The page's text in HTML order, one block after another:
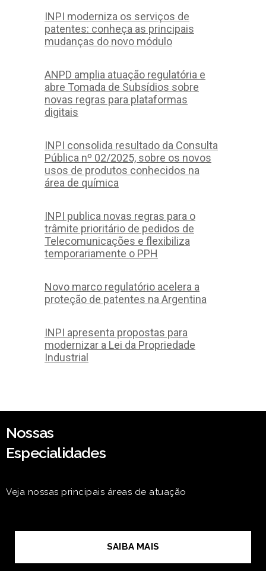
INPI moderniza os serviços de
patentes: conheça as principais
mudanças do novo módulo
ANPD amplia atuação regulatória e
abre Tomada de Subsídios sobre
novas regras para plataformas
digitais
INPI consolida resultado da Consulta
Pública nº 02/2025, sobre os novos
usos de produtos conhecidos na
área de química
INPI publica novas regras para o
trâmite prioritário de pedidos de
Telecomunicações e flexibiliza
temporariamente o PPH
Novo marco regulatório acelera a
proteção de patentes na Argentina
INPI apresenta propostas para
modernizar a Lei da Propriedade
Industrial
Nossas
Especialidades
Veja nossas principais áreas de atuação
SAIBA MAIS